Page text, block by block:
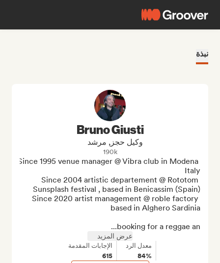
نبذة
Bruno Giusti
وكيل حجز, مرشد
190k
Since 1995 venue manager @ Vibra club in Modena
Since 2004 artistic departement @ Rototom
Since 2020 artist management @ roble factory
booking for a reggae an...
عرض المزيد
معدل الرد
84%
الإجابات المقدمة
615